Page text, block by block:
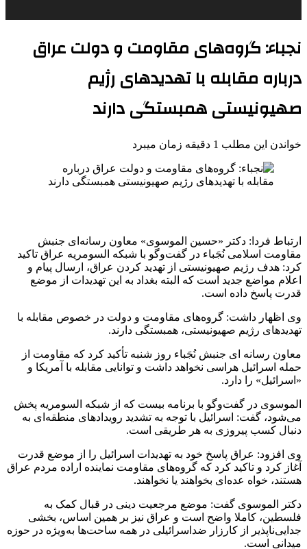
نجباء: گروه‌های مقاومت و دولت عراق
درباره مقابله با تهدیدهای رژیم
صهیونیستی همبستگی دارند
خواندن این مطلب 1 دقیقه زمان میبرد
ارتباط فردا: دکتر «حسین الموسوی» معاون رسانه‌ای جنبش
مقاومت اسلامی نُجَباء در گفت‌وگو با شبکه السومریه عراق تاکید
کرد: هدف رژیم صهیونیستی از تهدید کردن عراق، ارسال پیام و
اعلام مواضع جدید است که البته بغداد به این تهدیدات از موضع
قدرت پاسخ داده است.
وی اظهار داشت: گروه‌های مقاومت و دولت در خصوص مقابله با
تهدیدهای رژیم صهیونیستی، همبستگی دارند.
معاون رسانه ای جنبش نُجَباء روز شنبه تأکید کرد که مقاومت از
حمله اسرائیل هراسی نخواهد داشت و توانایی مقابله با آمریکا و
«اسرائیل» را دارد.
الموسوی در گفت‌وگو با برنامه بیست که از شبکه السومریه پخش
می‌شود، گفت: اسرائیل با توجه به تشدید رویدادهای منطقه‌ای به
دنبال کسب پیروزی به هر طریقی است.
وی افزود: عراق پاسخ خود به تهدیدات اسرائیل را از موضع قدرت
آغاز کرد و تاکید کرد که گروه‌های مقاومت نماینده اراده مردم عراق
هستند، خواه عده‌ای بخواهند یا نخواهند.
دکتر الموسوی گفت: موضع مرجعیت دینی در قبال کمک به
فلسطین، کاملا واضح است و عراق نیز بر همین اساس، بخشی
جدایی‌ناپذیر از کارزار ضداسرائیلی در همه ساحت‌ها به‌ویژه در حوزه
میدانی است.